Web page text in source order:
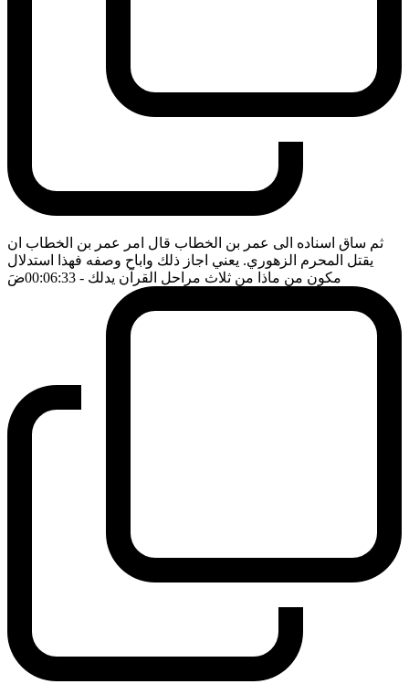
ثم ساق اسناده الى عمر بن الخطاب قال امر عمر بن الخطاب ان
يقتل المحرم الزهوري. يعني اجاز ذلك واباح وصفه فهذا استدلال
مكون من ماذا من ثلاث مراحل القرآن يدلك - 00:06:33 ضَ